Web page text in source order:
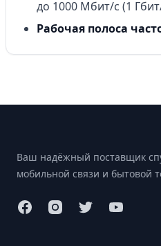
до 1000 Мбит/с (1
Рабочая полоса
Ваш надёжный поставщик
мобильной связи и бытовой